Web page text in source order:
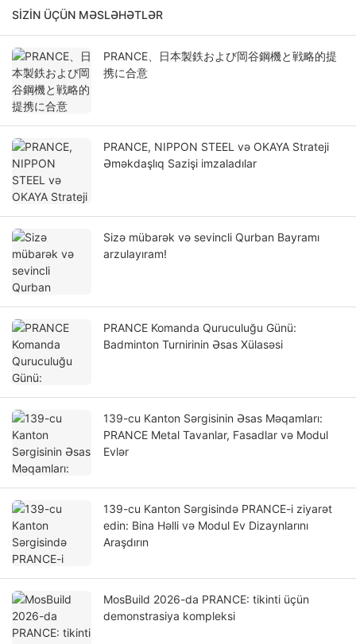
SIZIN ÜÇÜN MƏSLƏHƏTLƏR
PRANCE、日本製鉄および岡谷鋼機と戦略的提
携に合意
PRANCE, NIPPON STEEL və OKAYA Strateji
Əməkdaşlıq Sazişi imzaladılar
Sizə mübarək və sevincli Qurban Bayramı
arzulayıram!
PRANCE Komanda Quruculuğu Günü:
Badminton Turnirinin Əsas Xülasəsi
139-cu Kanton Sərgisinin Əsas Məqamları:
PRANCE Metal Tavanlar, Fasadlar və Modul
Evlər
139-cu Kanton Sərgisində PRANCE-i ziyarət
edin: Bina Həlli və Modul Ev Dizaynlarını
Araşdırın
MosBuild 2026-da PRANCE: tikinti üçün
demonstrasiya kompleksi